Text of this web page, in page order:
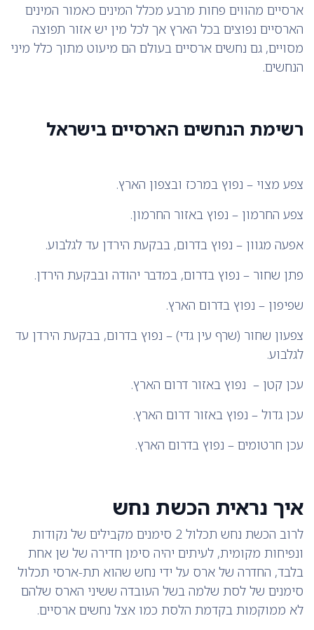
ארסיים מהווים פחות מרבע מכלל המינים כאמור המינים
הארסיים נפוצים בכל הארץ אך לכל מין יש אזור תפוצה
מסויים, גם נחשים ארסיים בעולם הם מיעוט מתוך כלל מיני
הנחשים.
רשימת הנחשים הארסיים בישראל
צפע מצוי – נפוץ במרכז ובצפון הארץ.
צפע החרמון – נפוץ באזור החרמון.
אפעה מגוון – נפוץ בדרום, בבקעת הירדן עד לגלבוע.
פתן שחור – נפוץ בדרום, במדבר יהודה ובבקעת הירדן.
שפיפון – נפוץ בדרום הארץ.
צפעון שחור (שרף עין גדי) – נפוץ בדרום, בבקעת הירדן עד
לגלבוע.
עכן קטן – נפוץ באזור דרום הארץ.
עכן גדול – נפוץ באזור דרום הארץ.
עכן חרטומים – נפוץ בדרום הארץ.
איך נראית הכשת נחש
לרוב הכשת נחש תכלול 2 סימנים מקבילים של נקודות
ונפיחות מקומית, לעיתים יהיה סימן חדירה של שן אחת
בלבד, החדרה של ארס על ידי נחש שהוא תת-ארסי תכלול
סימנים של לסת שלמה בשל העובדה ששיני הארס שלהם
לא ממוקמות בקדמת הלסת כמו אצל נחשים ארסיים.